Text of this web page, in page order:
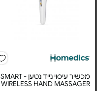
מכשיר עיסוי נייד נטען - SMART
WIRELESS HAND MASSAGER